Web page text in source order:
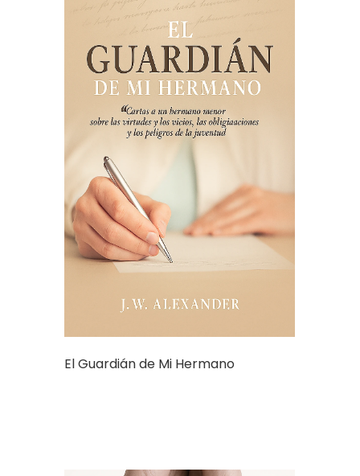
El Guardián de Mi Hermano